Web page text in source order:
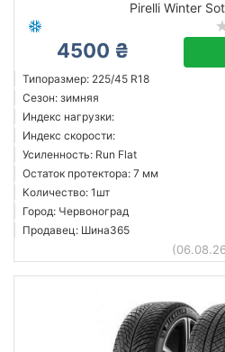
Pirelli Winter
4500 ₴
Типоразмер: 225/45 R18
Сезон: зимняя
Индекс нагрузки:
Индекс скорости:
Усиленность: Run Flat
Остаток протектора: 7 мм
Количество: 1шт
Город: Червоноград
Продавец: Шина365